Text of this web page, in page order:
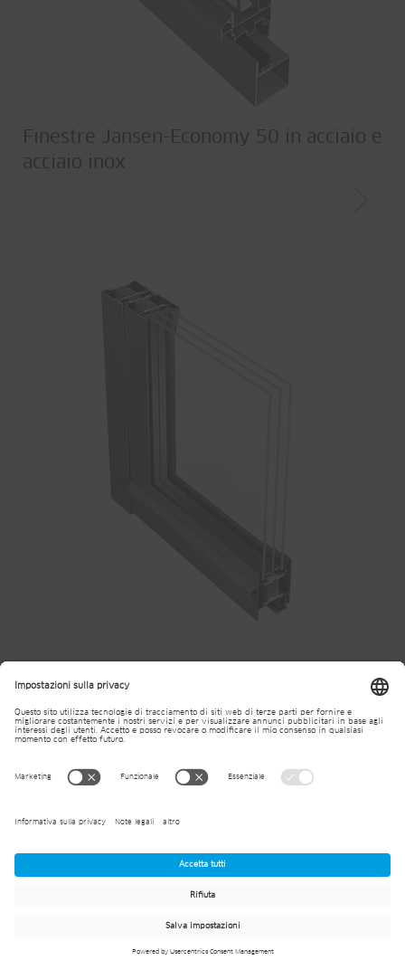
Finestre Jansen-Economy 50 in acciaio e
acciaio inox